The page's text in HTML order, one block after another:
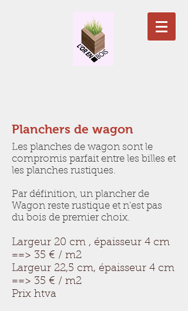
Planchers de wagon
Les planches de wagon sont le
compromis parfait entre les billes et
les planches rustiques.
Par définition, un plancher de
Wagon reste rustique et n'est pas
du bois de premier choix.
Largeur 20 cm , épaisseur 4 cm
==> 35 € / m2
Largeur 22,5 cm, épaisseur 4 cm
==> 35 € / m2
Prix htva